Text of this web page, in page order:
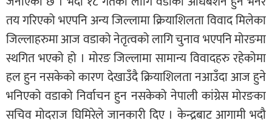
तय गरिएको भएपनि अन्य जिल्लामा क्रियाशिलता विवाद मिलेका
जिल्लाहरुमा आज वडाको नेतृत्वको लागि चुनाव भएपनि मोरङमा
स्थगित भएको हो । मोरङ जिल्लामा सामान्य विवादहरु रहेकोमा
हल हुन नसकेको कारण देखाउँदै क्रियाशिलता नआउँदा आज हुने
भनिएको वडाको निर्वाचन हुन नसकेको नेपाली कांग्रेस मोरङका
सचिव मोदराज घिमिरेले जानकारी दिए । केन्द्रबाट आगामी भदौ